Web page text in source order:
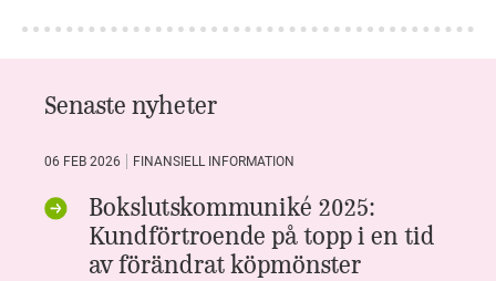
Senaste nyheter
06 FEB 2026 FINANSIELL INFORMATION
Bokslutskommuniké 2025:
Kundförtroende på topp i en tid
av förändrat köpmönster